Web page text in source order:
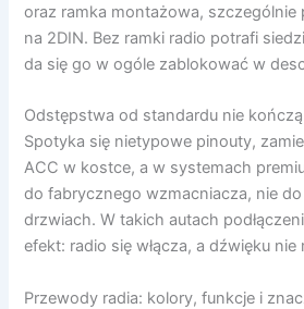
oraz ramka montażowa, szczególnie
na 2DIN. Bez ramki radio potrafi
da się go w ogóle zablokować w
Odstępstwa od standardu nie
Spotyka się nietypowe pinouty,
ACC w kostce, a w systemach
do fabrycznego wzmacniacza, nie do
drzwiach. W takich autach
efekt: radio się włącza, a dźwięku nie
Przewody radia: kolory, funkcje i